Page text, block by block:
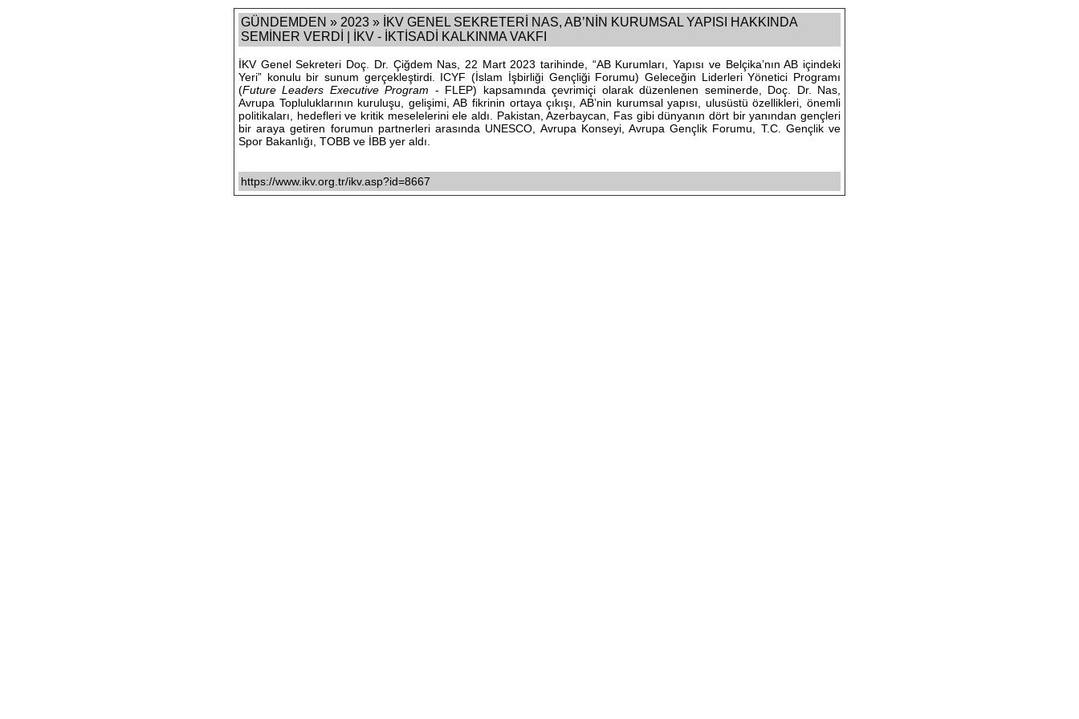
GÜNDEMDEN » 2023 » İKV GENEL SEKRETERİ NAS, AB’NİN KURUMSAL YAPISI HAKKINDA
SEMİNER VERDİ | İKV - İKTİSADİ KALKINMA VAKFI
İKV Genel Sekreteri Doç. Dr. Çiğdem Nas, 22 Mart 2023 tarihinde, “AB Kurumları, Yapısı ve Belçika’nın AB içindeki
Yeri” konulu bir sunum gerçekleştirdi. ICYF (İslam İşbirliği Gençliği Forumu) Geleceğin Liderleri Yönetici Programı
(Future Leaders Executive Program - FLEP) kapsamında çevrimiçi olarak düzenlenen seminerde, Doç. Dr. Nas,
Avrupa Topluluklarının kuruluşu, gelişimi, AB fikrinin ortaya çıkışı, AB’nin kurumsal yapısı, ulusüstü özellikleri, önemli
politikaları, hedefleri ve kritik meselelerini ele aldı. Pakistan, Azerbaycan, Fas gibi dünyanın dört bir yanından gençleri
bir araya getiren forumun partnerleri arasında UNESCO, Avrupa Konseyi, Avrupa Gençlik Forumu, T.C. Gençlik ve
Spor Bakanlığı, TOBB ve İBB yer aldı.
https://www.ikv.org.tr/ikv.asp?id=8667